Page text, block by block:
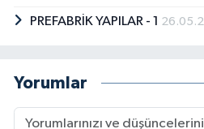
PREFABRİK YAPILAR - 1
Yorumlar